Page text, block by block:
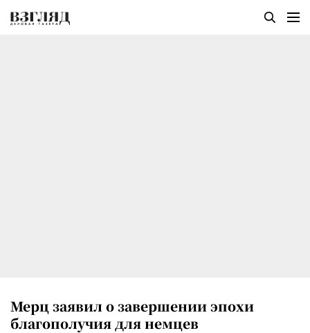
Мерц заявил о завершении эпохи
благополучия для немцев